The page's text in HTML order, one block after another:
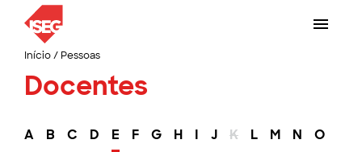
Início/ Pessoas
Docentes
A B C D E F G H I J K L M N O